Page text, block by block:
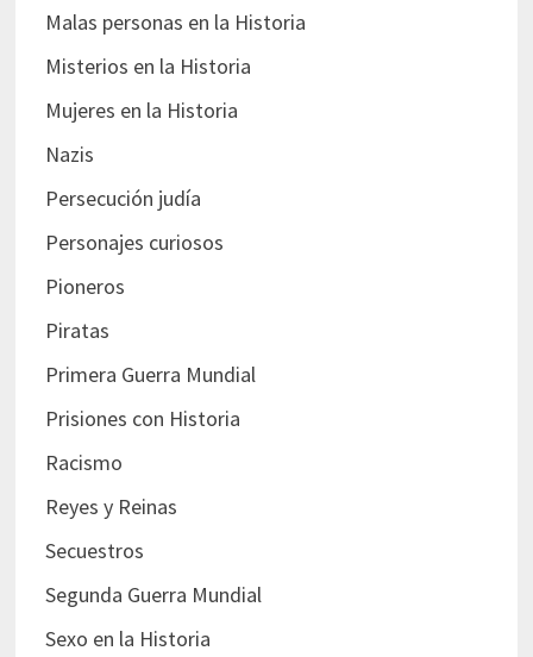
Malas personas en la Historia
Misterios en la Historia
Mujeres en la Historia
Nazis
Persecución judía
Personajes curiosos
Pioneros
Piratas
Primera Guerra Mundial
Prisiones con Historia
Racismo
Reyes y Reinas
Secuestros
Segunda Guerra Mundial
Sexo en la Historia